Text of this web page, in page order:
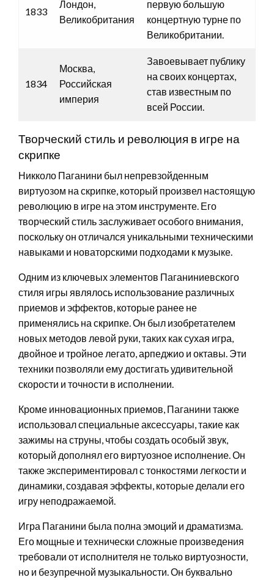
1833
Лондон,
Великобритания
первую большую
концертную турне по
Великобритании.
1834
Москва,
Российская
империя
Завоевывает публику
на своих концертах,
став известным по
всей России.
Творческий стиль и революция в игре на
скрипке
Никколо Паганини был непревзойденным
виртуозом на скрипке, который произвел настоящую
революцию в игре на этом инструменте. Его
творческий стиль заслуживает особого внимания,
поскольку он отличался уникальными техническими
навыками и новаторскими подходами к музыке.
Одним из ключевых элементов Паганиниевского
стиля игры являлось использование различных
приемов и эффектов, которые ранее не
применялись на скрипке. Он был изобретателем
новых методов левой руки, таких как сухая игра,
двойное и тройное легато, арпеджио и октавы. Эти
техники позволяли ему достигать удивительной
скорости и точности в исполнении.
Кроме инновационных приемов, Паганини также
использовал специальные аксессуары, такие как
зажимы на струны, чтобы создать особый звук,
который дополнял его виртуозное исполнение. Он
также экспериментировал с тонкостями легкости и
динамики, создавая эффекты, которые делали его
игру неподражаемой.
Игра Паганини была полна эмоций и драматизма.
Его мощные и технически сложные произведения
требовали от исполнителя не только виртуозности,
но и безупречной музыкальности. Он буквально